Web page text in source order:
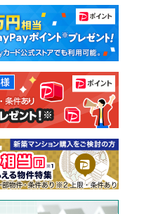
中古マンション
中古一戸建て
土地
教えて！住まいの先生